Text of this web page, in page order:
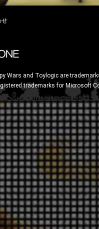
せ
Wars and Toylogic are
trademarks for Microsoft